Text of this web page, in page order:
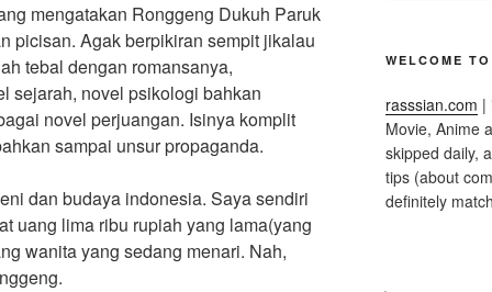
mengatakan Ronggeng Dukuh Paruk
picisan. Agak berpikiran sempit jikalau
tebal dengan romansanya,
sejarah, novel psikologi bahkan
novel perjuangan. Isinya komplit
sampai unsur propaganda.
dan budaya indonesia. Saya sendiri
uang lima ribu rupiah yang lama(yang
wanita yang sedang menari. Nah,
WELCOME
rasssian.com |
Movie, Anime
skipped daily,
tips (about
definitely